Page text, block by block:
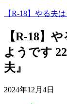
【R-18】やる夫
【R-18】
ようです
夫』
2024年12月4日